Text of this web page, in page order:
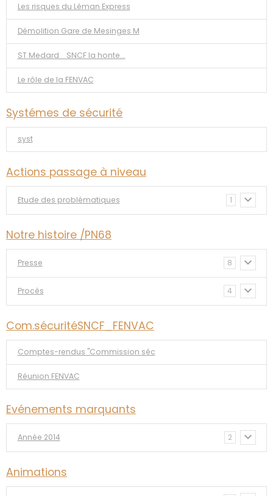
Les risques du Léman Express
Démolition Gare de Mesinges M
ST Medard _SNCF la honte...
Le rôle de la FENVAC
Systémes de sécurité
syst
Actions passage à niveau
Etude des problématiques 1
Notre histoire /PN68
Presse 8
Procès 4
Com.sécuritéSNCF_FENVAC
Comptes-rendus "Commission séc
Réunion FENVAC
Evénements marquants
Année 2014 2
Animations